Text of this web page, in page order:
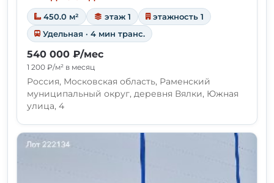
450.0 м² этаж 1
этажность 1
Удельная · 4 мин транс.
540 000 ₽/мес
1 200 ₽/м² в месяц
Россия, Московская область, Раменский
муниципальный округ, деревня Вялки, Южная
улица, 4